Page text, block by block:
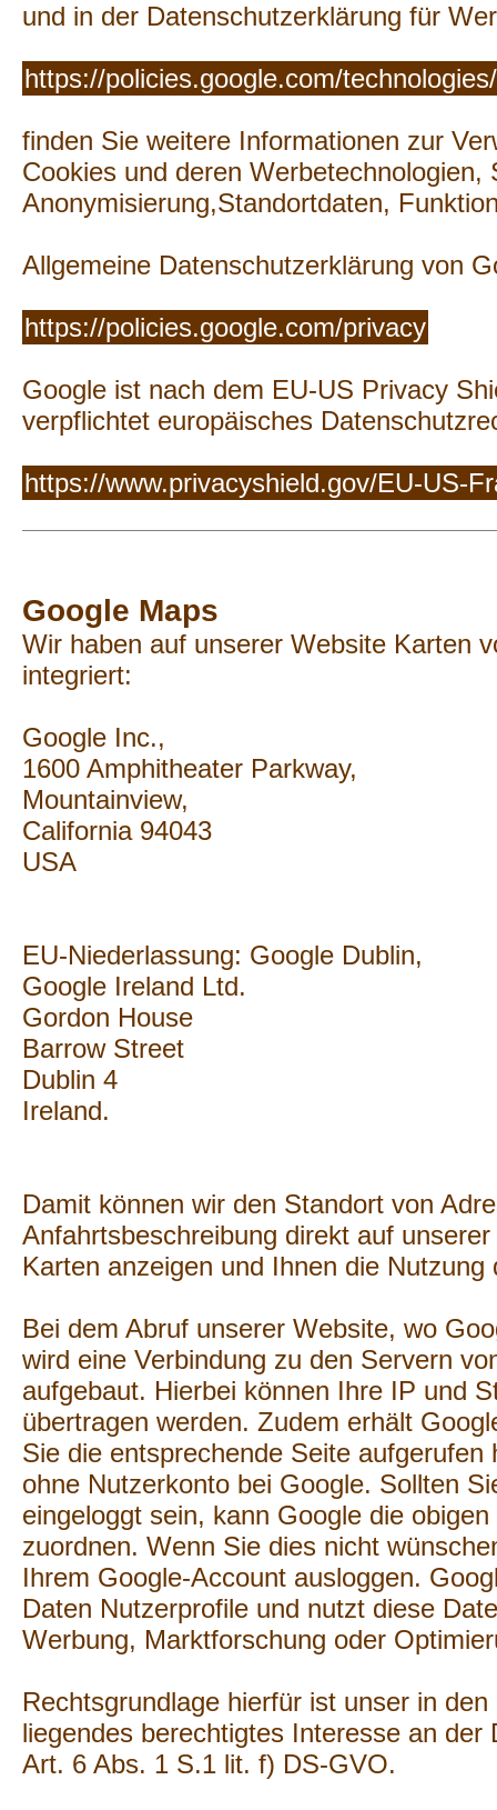
und in der Datenschutzerklärung für
https://policies.google.com/
finden Sie weitere Informationen zur
Cookies und deren Werbetechnologien,
Anonymisierung,Standortdaten,
Allgemeine Datenschutzerklärung von
https://policies.google.com/privacy
Google ist nach dem EU-US Privacy
verpflichtet europäisches
https://www.privacyshield.gov/EU-US-
Google Maps
Wir haben auf unserer Website Karten
integriert:
Google Inc.,
1600 Amphitheater Parkway,
Mountainview,
California 94043
USA
EU-Niederlassung: Google Dublin,
Google Ireland Ltd.
Gordon House
Barrow Street
Dublin 4
Ireland.
Damit können wir den Standort von
Anfahrtsbeschreibung direkt auf
Karten anzeigen und Ihnen die Nutzung
Bei dem Abruf unserer Website, wo
wird eine Verbindung zu den Servern
aufgebaut. Hierbei können Ihre IP und
übertragen werden. Zudem erhält
Sie die entsprechende Seite aufgerufen
ohne Nutzerkonto bei Google. Sollten
eingeloggt sein, kann Google die
zuordnen. Wenn Sie dies nicht
Ihrem Google-Account ausloggen.
Daten Nutzerprofile und nutzt diese
Werbung, Marktforschung oder
Rechtsgrundlage hierfür ist unser in
liegendes berechtigtes Interesse an der
Art. 6 Abs. 1 S.1 lit. f) DS-GVO.